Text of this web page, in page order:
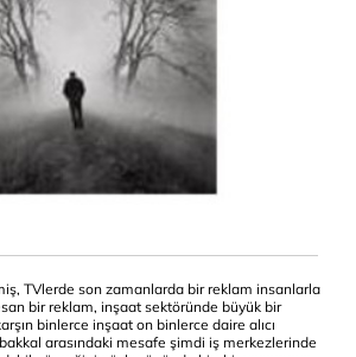
TVlerde son zamanlarda bir reklam insanlarla
bir reklam, inşaat sektöründe büyük bir
binlerce inşaat on binlerce daire alıcı
arasındaki mesafe şimdi iş merkezlerinde